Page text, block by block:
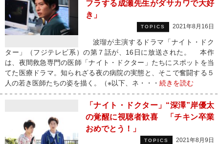
フラする成瀬先生がダサカワで大好
き」
TOPICS 2021年8月16日
波瑠が主演するドラマ「ナイト・ドク
ター」（フジテレビ系）の第７話が、16日に放送された。 本作
は、夜間救急専門の医師「ナイト・ドクター」たちにスポットを当
てた医療ドラマ。知られざる夜の病院の実態と、そこで奮闘する５
人の若き医師たちの姿を描く。（※以下、ネ・・・ 続きを読む
「ナイト・ドクター」“深澤”岸優太
の覚醒に視聴者歓喜 「チキン卒業
おめでとう！」
TOPICS 2021年8月9日